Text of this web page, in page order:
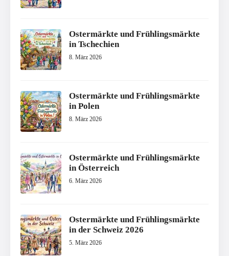
Ostermärkte und Frühlingsmärkte
in Tschechien
8. März 2026
Ostermärkte und Frühlingsmärkte
in Polen
8. März 2026
Ostermärkte und Frühlingsmärkte
in Österreich
6. März 2026
Ostermärkte und Frühlingsmärkte
in der Schweiz 2026
5. März 2026